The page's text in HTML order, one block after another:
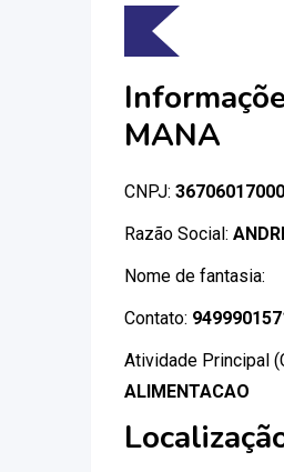
MANA
CNPJ:
Razão Social:
Nome de fantasia:
Contato:
Atividade Principal
ALIMENTACAO